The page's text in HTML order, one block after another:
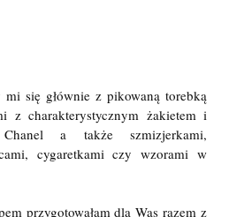
się głównie z pikowaną torebką
z charakterystycznym żakietem i
a także szmizjerkami,
cygaretkami czy wzorami w
przygotowałam dla Was razem z